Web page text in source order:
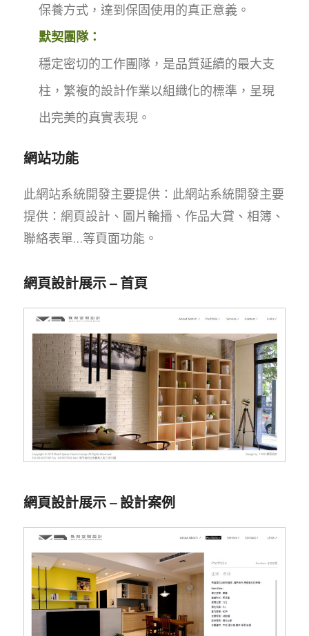
保養方式，達到保固使用的真正意義。
默契團隊：
穩定密切的工作團隊，是品質延續的最大支
柱，繁複的設計作業以組織化的標準，呈現
出完美的真實表現。
網站功能
此網站系統開發主要提供：此網站系統開發主要
提供：網頁設計、圖片輪播、作品大賞、相簿、
聯絡表單…等頁面功能。
網頁設計展示 – 首頁
網頁設計展示 – 設計案例